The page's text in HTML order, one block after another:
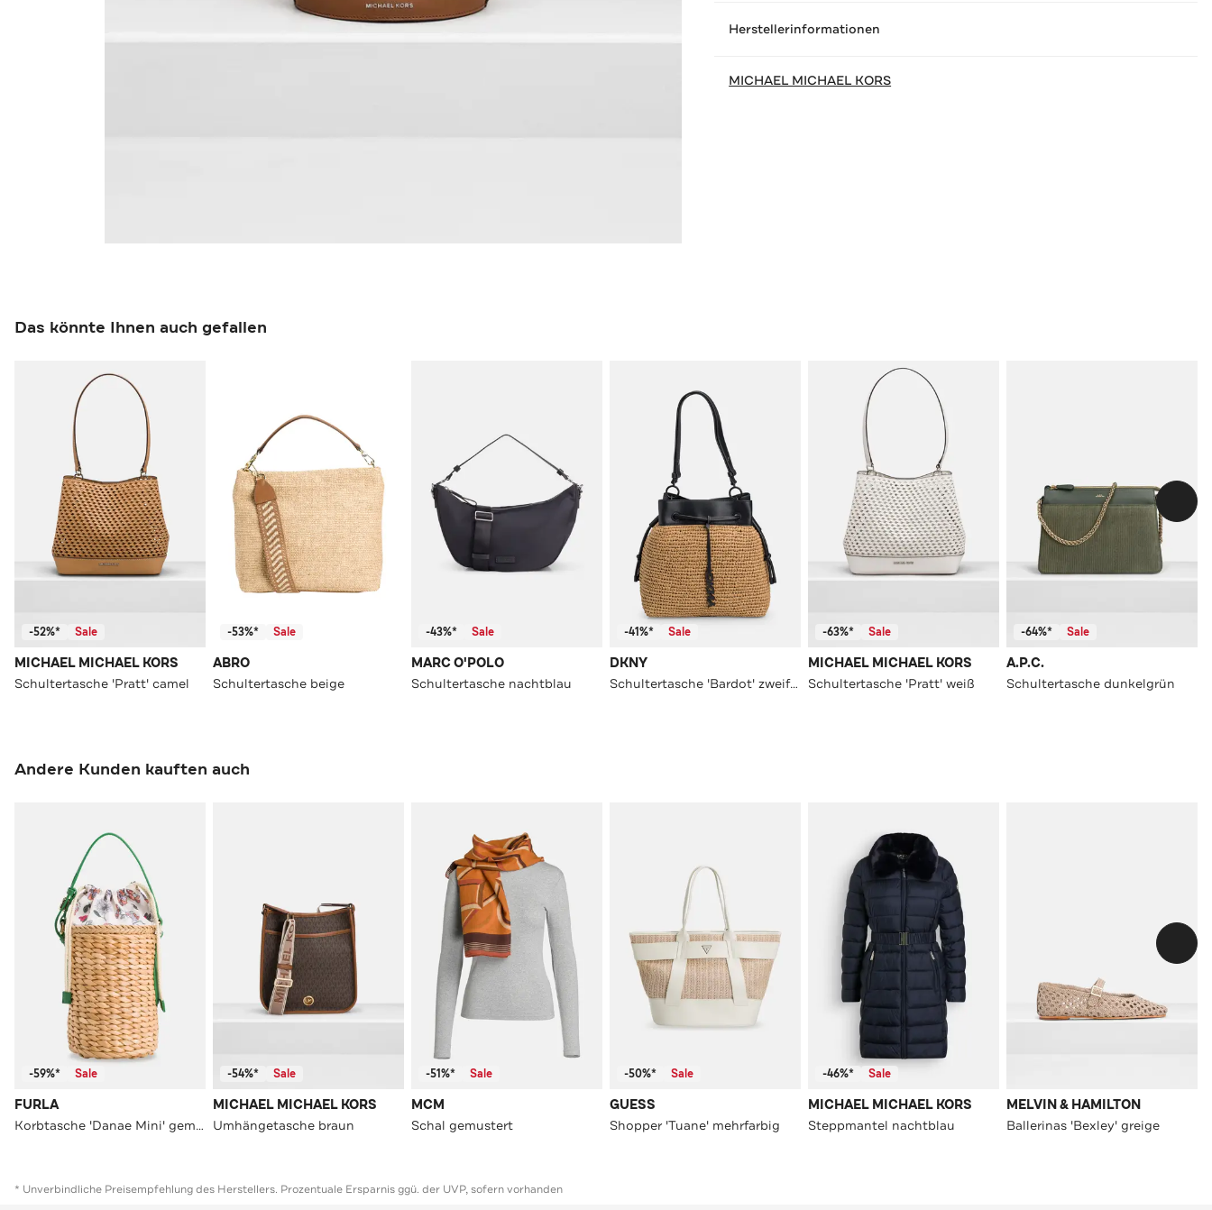
Herstellerinformationen
MICHAEL MICHAEL KORS
Das könnte Ihnen auch gefallen
-52%* Sale
MICHAEL MICHAEL KORS
Schultertasche 'Pratt' camel
-53%* Sale
ABRO
Schultertasche beige
-43%* Sale
MARC O'POLO
Schultertasche nachtblau
-41%* Sale
DKNY
Schultertasche 'Bardot' zweifarbig
-63%* Sale
MICHAEL MICHAEL KORS
Schultertasche 'Pratt' weiß
-64%* Sale
A.P.C.
Schultertasche dunkelgrün
Andere Kunden kauften auch
-59%* Sale
FURLA
Korbtasche 'Danae Mini' gemustert
-54%* Sale
MICHAEL MICHAEL KORS
Umhängetasche braun
-51%* Sale
MCM
Schal gemustert
-50%* Sale
GUESS
Shopper 'Tuane' mehrfarbig
-46%* Sale
MICHAEL MICHAEL KORS
Steppmantel nachtblau
MELVIN & HAMILTON
Ballerinas 'Bexley' greige
* Unverbindliche Preisempfehlung des Herstellers. Prozentuale Ersparnis ggü. der UVP, sofern vorhanden